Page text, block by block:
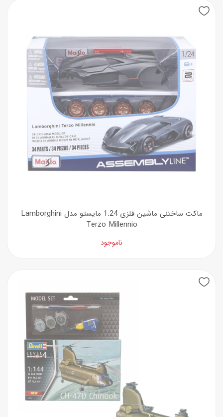
ماکت ساختنی ماشین فلزی 1:24 مایستو مدل Lamborghini
Terzo Millennio
ناموجود